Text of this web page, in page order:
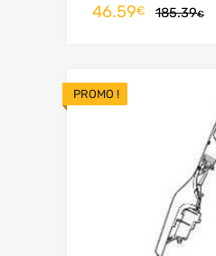
185.39€
46.59€
PROMO !